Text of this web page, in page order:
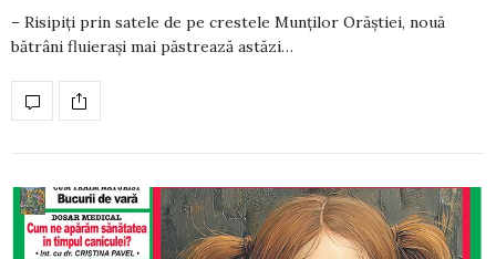
– Risipiţi prin satele de pe crestele Munţilor Orăştiei, nouă
bătrâni fluieraşi mai păstrează astăzi…